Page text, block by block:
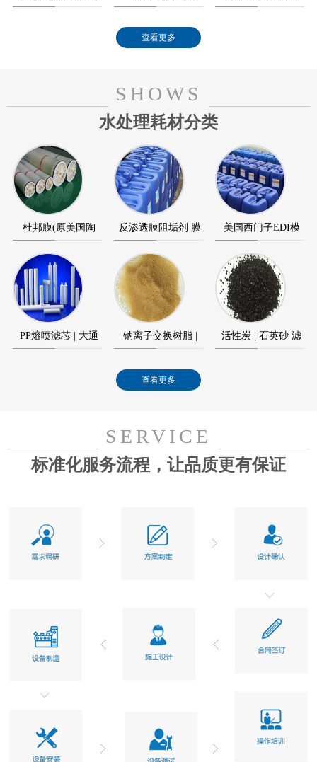
查看更多
SHOWS
水处理耗材分类
杜邦膜(原美国陶
氏) 海德能反渗透膜
元件
反渗透膜阻垢剂 膜
清洗剂 膜杀菌剂
美国西门子EDI模
块 美国通用GE EDI
模块
PP熔喷滤芯 | 大通 钠离子交换树脂 | 活性炭 | 石英砂 滤
查看更多
SERVICE
标准化服务流程，让品质更有保证